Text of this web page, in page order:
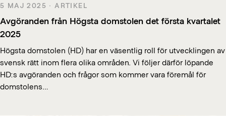
5 MAJ 2025 · ARTIKEL
Avgöranden från Högsta domstolen det första kvartalet
2025
Högsta domstolen (HD) har en väsentlig roll för utvecklingen av
svensk rätt inom flera olika områden. Vi följer därför löpande
HD:s avgöranden och frågor som kommer vara föremål för
domstolens…